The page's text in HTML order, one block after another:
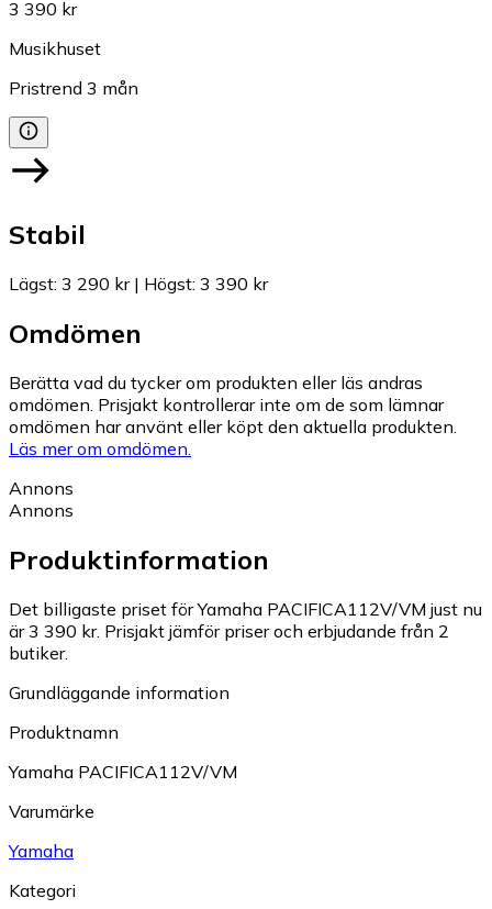
3 390 kr
Musikhuset
Pristrend 3 mån
Stabil
Lägst: 3 290 kr| Högst: 3 390 kr
Omdömen
Berätta vad du tycker om produkten eller läs andras
omdömen. Prisjakt kontrollerar inte om de som lämnar
omdömen har använt eller köpt den aktuella produkten.
Läs mer om omdömen.
Annons
Annons
Produktinformation
Det billigaste priset för Yamaha PACIFICA112V/VM just nu
är 3 390 kr. Prisjakt jämför priser och erbjudande från 2
butiker.
Grundläggande information
Produktnamn
Yamaha PACIFICA112V/VM
Varumärke
Yamaha
Kategori